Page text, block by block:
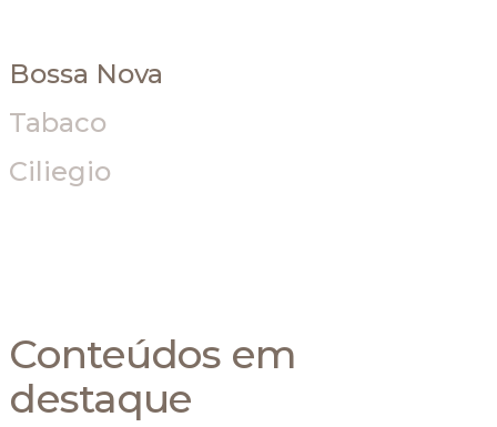
Bossa Nova
Tabaco
Ciliegio
Conteúdos em
destaque